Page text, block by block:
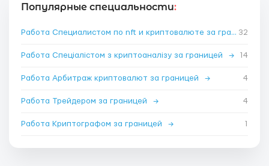
Популярные специальности:
Работа Специалистом по nft и криптовалюте за границей 32
Работа Спеціалістом з криптоаналізу за границей → 14
Работа Арбитраж криптовалют за границей → 4
Работа Трейдером за границей → 4
Работа Криптографом за границей → 1